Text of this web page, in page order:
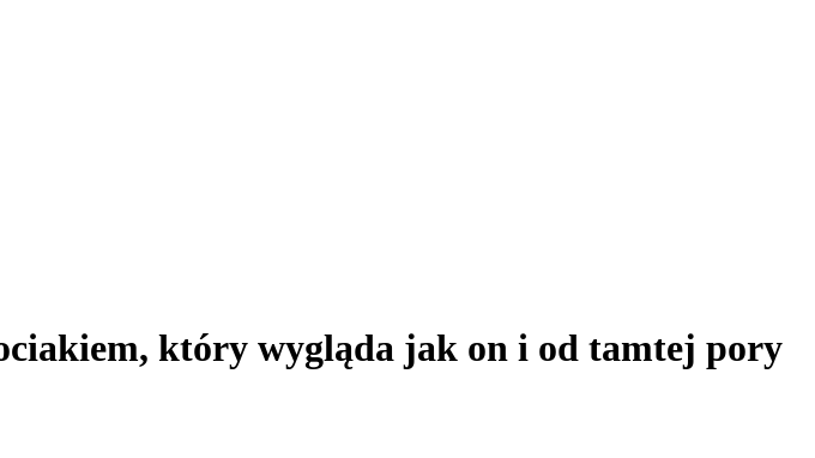
który wygląda jak on i od tamtej pory